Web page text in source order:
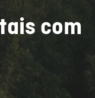
com